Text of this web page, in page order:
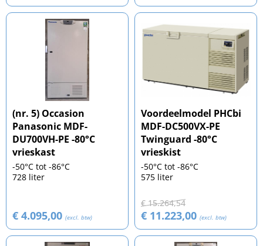
(nr. 5) Occasion
Panasonic MDF-
DU700VH-PE -80°C
vrieskast
-50°C tot -86°C
728 liter
€ 4.095,00 (excl. btw)
Voordeelmodel PHCbi
MDF-DC500VX-PE
Twinguard -80°C
vrieskist
-50°C tot -86°C
575 liter
€ 15.264,54
€ 11.223,00 (excl. btw)